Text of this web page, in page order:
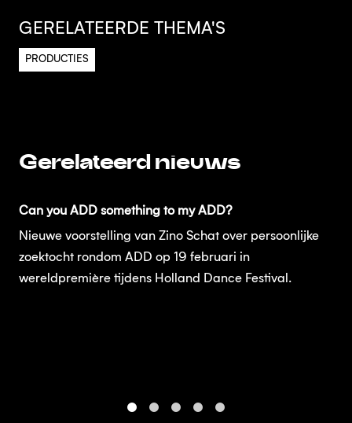
GERELATEERDE THEMA'S
PRODUCTIES
Gerelateerd nieuws
Can you ADD something to my ADD?
Nieuwe voorstelling van Zino Schat over persoonlijke
zoektocht rondom ADD op 19 februari in
wereldpremière tijdens Holland Dance Festival.